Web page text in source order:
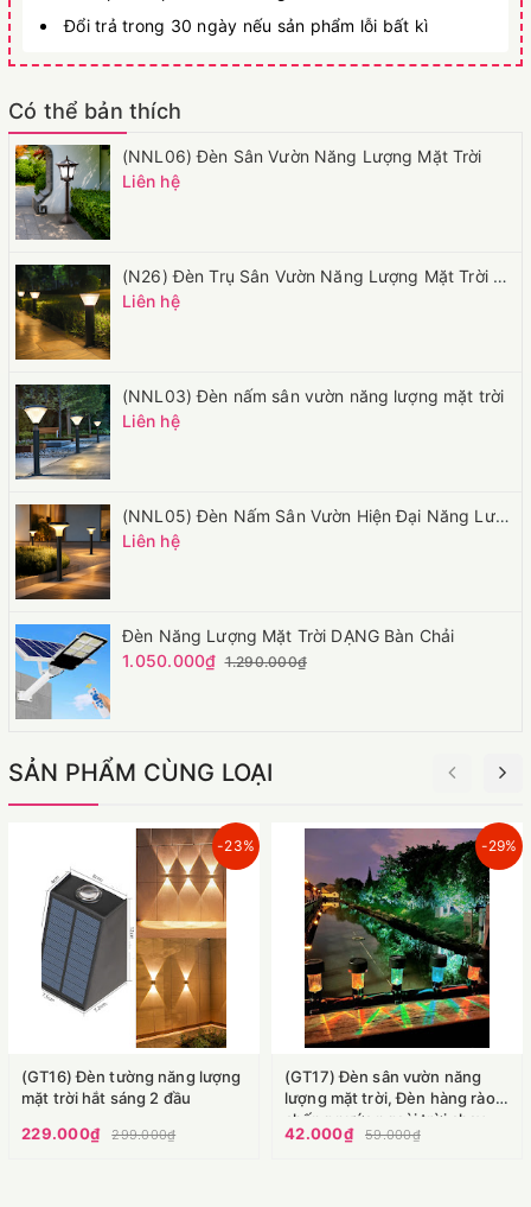
Đổi trả trong 30 ngày nếu sản phẩm lỗi bất kì
Có thể bản thích
(NNL06) Đèn Sân Vườn Năng Lượng Mặt Trời
Liên hệ
(N26) Đèn Trụ Sân Vườn Năng Lượng Mặt Trời Hiện Đại Cho Sân Vườn Biệt Thự
Liên hệ
(NNL03) Đèn nấm sân vườn năng lượng mặt trời
Liên hệ
(NNL05) Đèn Nấm Sân Vườn Hiện Đại Năng Lượng Mặt Trời
Liên hệ
Đèn Năng Lượng Mặt Trời DẠNG Bàn Chải
1.050.000₫ 1.290.000₫
SẢN PHẨM CÙNG LOẠI
-23%
(GT16) Đèn tường năng lượng
mặt trời hắt sáng 2 đầu
229.000₫
299.000₫
-29%
(GT17) Đèn sân vườn năng
lượng mặt trời, Đèn hàng rào
chống nước ngoài trời chạy
năng lượng mặt trời có dây
42.000₫ 59.000₫